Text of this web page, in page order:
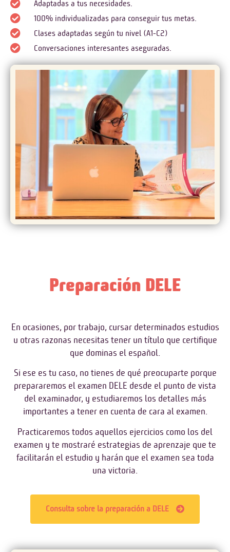
Adaptadas a tus necesidades.
100% individualizadas para conseguir tus metas.
Clases adaptadas según tu nivel (A1-C2)
Conversaciones interesantes aseguradas.
Preparación DELE
En ocasiones, por trabajo, cursar determinados estudios
u otras razonas necesitas tener un título que certifique
que dominas el español.
Si ese es tu caso, no tienes de qué preocuparte porque
prepararemos el examen DELE desde el punto de vista
del examinador, y estudiaremos los detalles más
importantes a tener en cuenta de cara al examen.
Practicaremos todos aquellos ejercicios como los del
examen y te mostraré estrategias de aprenzaje que te
facilitarán el estudio y harán que el examen sea toda
una victoria.
Consulta sobre la preparación a DELE